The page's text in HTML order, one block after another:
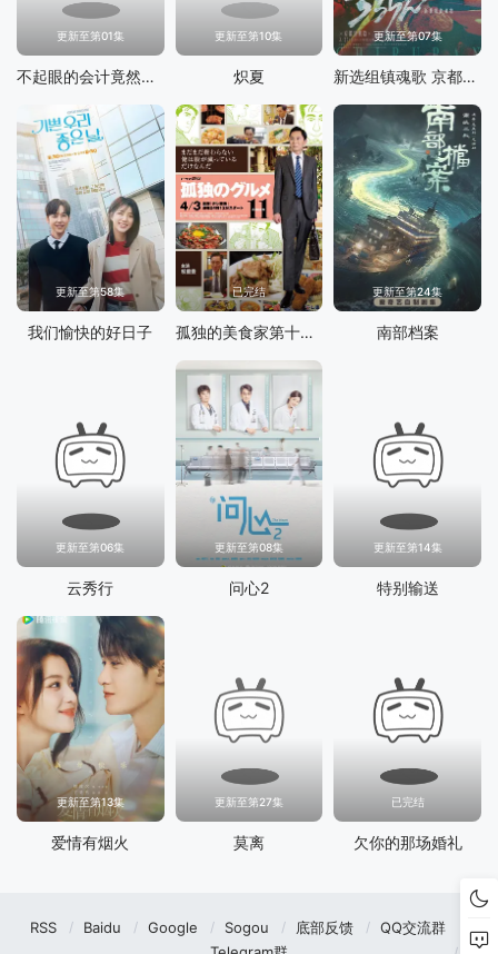
更新至第01集
不起眼的会计竟然是牛郎第二季
更新至第10集
炽夏
更新至第07集
新选组镇魂歌 京都决战篇
更新至第58集
我们愉快的好日子
已完结
孤独的美食家第十一季
更新至第24集
南部档案
更新至第06集
云秀行
更新至第08集
问心2
更新至第14集
特别输送
更新至第13集
爱情有烟火
更新至第27集
莫离
已完结
欠你的那场婚礼
RSS Baidu Google Sogou 底部反馈
QQ交流群